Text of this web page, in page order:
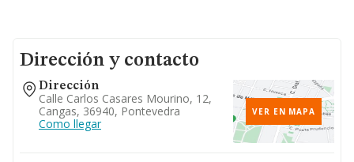
Dirección y contacto
Dirección
Calle Carlos Casares Mourino, 12,
Cangas, 36940, Pontevedra
Como llegar
VER EN MAPA